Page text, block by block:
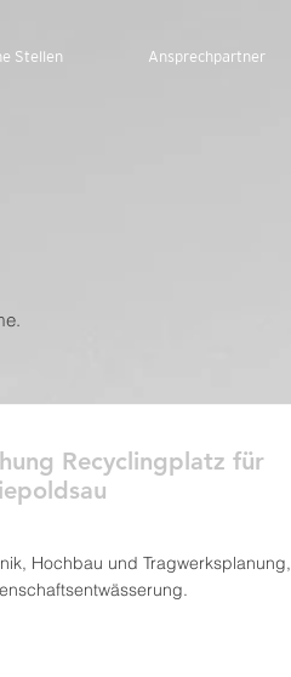
Stellen Ansprechpartner
Recyclingplatz für
Hochbau und Tragwerksplanung,